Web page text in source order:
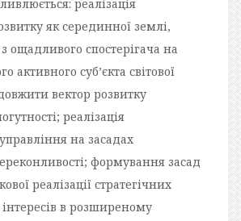
реалізація
як серединної землі,
ощадливого спостерігача на
активного суб’єкта світової
вектор розвитку
реалізація
на засадах
формування засад
реалізації стратегічних
в розширеному